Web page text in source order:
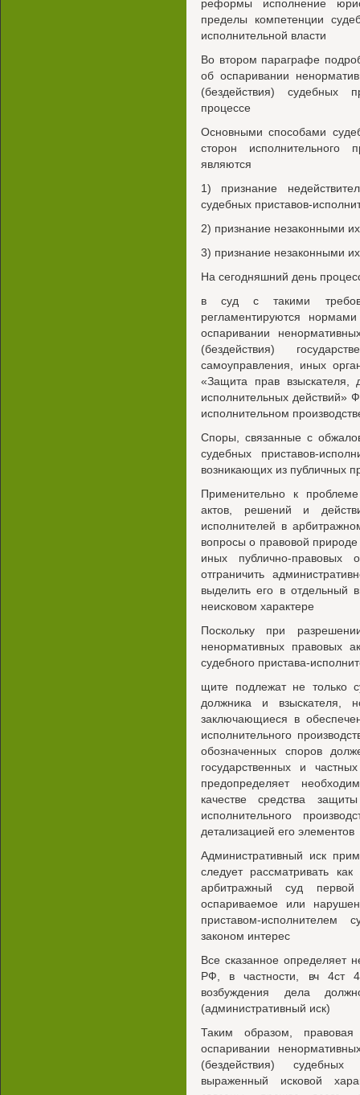
реформы исполнение
пределы компетенции
исполнительной власти
Во втором параграфе
об оспаривании
(бездействия) судебных
процессе
Основными способами
сторон исполнительного
являются
1) признание
судебных приставов-
2) признание незаконными
3) признание незаконными
На сегодняшний день
в суд с такими
регламентируются
оспаривании
(бездействия)
самоуправления, иных
«Защита прав
исполнительных действий»
исполнительном
Споры, связанные с
судебных приставов-
возникающих из публичных
Применительно к
актов, решений и
исполнителей в
вопросы о правовой
иных публично-правовых
отграничить
выделить его в отдельный
неисковом характере
Поскольку при
ненормативных правовых
судебного пристава-
щите подлежат не только
должника и взыскателя,
заключающиеся в
исполнительного
обозначенных споров
государственных и
предопределяет
качестве средства
исполнительного
детализацией его элементов
Административный иск
следует рассматривать
арбитражный суд
оспариваемое или
приставом-исполнителем
законом интерес
Все сказанное определяет
РФ, в частности, вч 4ст
возбуждения дела
(административный иск)
Таким образом,
оспаривании
(бездействия) судебных
выраженный исковой